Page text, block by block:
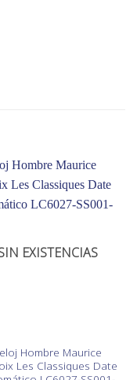
EXISTENCIAS
Hombre Maurice
Les Classiques Date